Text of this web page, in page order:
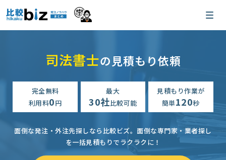
司法書士の見積もり依頼
完全無料
利用料0円
最大
30社比較可能
見積もり作業が
簡単120秒
面倒な発注・外注先探しなら比較ビズ。 面倒な専門家・業者探し
を一括見積もりでラクラクに！